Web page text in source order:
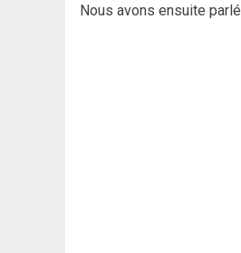
Nous avons ensuite